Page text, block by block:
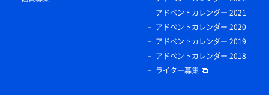
アドベントカレンダー 2021
アドベントカレンダー 2020
アドベントカレンダー 2019
アドベントカレンダー 2018
ライター募集